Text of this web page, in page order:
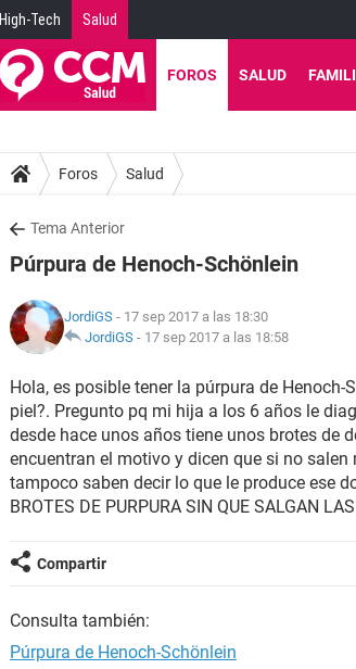
High-Tech Salud
FOROS SALUD
Foros Salud
Tema Anterior
Púrpura de Henoch-Schönlein
JordiGS - 17 sep 2017 a las 18:30
JordiGS - 17 sep 2017 a las 18:58
Hola, es posible tener la púrpura de
piel?. Pregunto pq mi hija a los 6 años le
desde hace unos años tiene unos brotes de
encuentran el motivo y dicen que si no
tampoco saben decir lo que le produce ese
BROTES DE PURPURA SIN QUE SALGAN
Compartir
Consulta también:
Púrpura de Henoch-Schönlein